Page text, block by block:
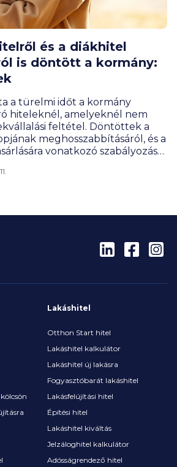
és a diákhitel
is döntött a kormány:
a türelmi időt a kormány
hiteleknél, amelyeknél nem
feltétel. Döntöttek a
meghosszabbításáról, és a
vonatkozó szabályozás
Lakáshitel
Otthon Start hitel
Lakáshitel kalkulátor
Lakáshitel új lakásra
Fogyasztóbarát lakáshitel
Lakásfelújítási hitel
Építési hitel
Lakáshitel kiváltás
Jelzáloghitel kalkulátor
Adósságrendező hitel